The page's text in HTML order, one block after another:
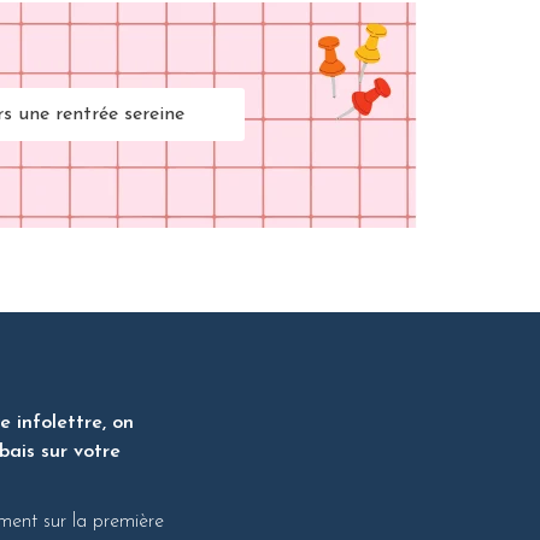
une rentrée sereine
infolettre, on
sur votre
sur la première